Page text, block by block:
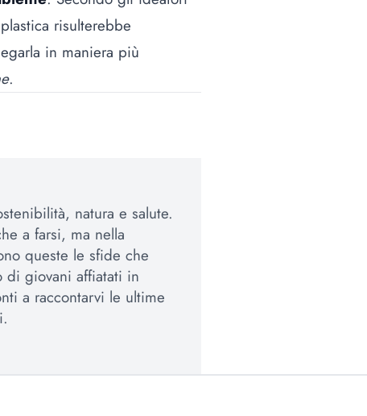
risulterebbe
in maniera più
.
natura e salute.
a farsi, ma nella
queste le sfide che
di giovani affiatati in
a raccontarvi le ultime